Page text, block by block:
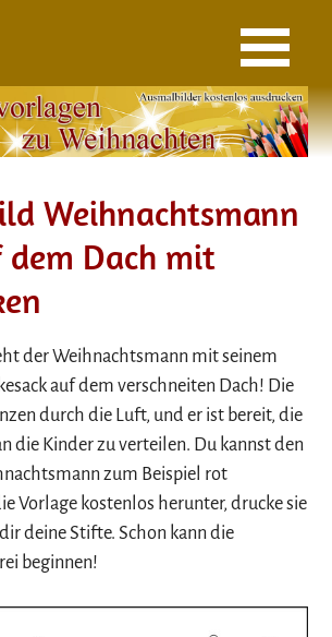
Weihnachtsmann
Dach mit
der Weihnachtsmann mit seinem
auf dem verschneiten Dach! Die
durch die Luft, und er ist bereit, die
die Kinder zu verteilen. Du kannst den
zum Beispiel rot
Vorlage kostenlos herunter, drucke sie
deine Stifte. Schon kann die
beginnen!